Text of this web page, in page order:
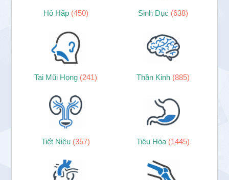
Hô Hấp (450) Sinh Dục (638)
Tai Mũi Họng (241) Thần Kinh (885)
Tiết Niệu (357) Tiêu Hóa (1445)